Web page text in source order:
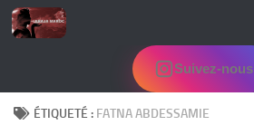
Skip to content
Suivez-nous
ÉTIQUETÉ : FATNA ABDESSAMIE